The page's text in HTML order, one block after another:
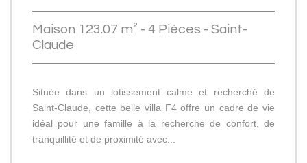
Maison 123.07 m² - 4 Pièces - Saint-
Claude
Située dans un lotissement calme et recherché de
Saint-Claude, cette belle villa F4 offre un cadre de vie
idéal pour une famille à la recherche de confort, de
tranquillité et de proximité avec...